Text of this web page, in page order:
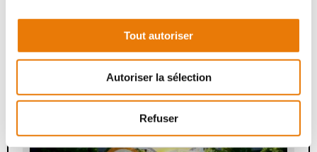
Tout autoriser
Autoriser la sélection
Refuser
1 110 100 €HT